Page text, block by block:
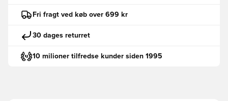
Fri fragt ved køb over 699 kr
30 dages returret
10 milioner tilfredse kunder siden 1995